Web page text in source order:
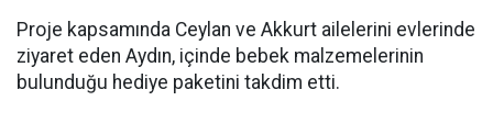
Proje kapsamında Ceylan ve Akkurt ailelerini evlerinde
ziyaret eden Aydın, içinde bebek malzemelerinin
bulunduğu hediye paketini takdim etti.